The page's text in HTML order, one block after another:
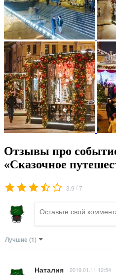
Отзывы про
«Сказочное
3.9 /7
Лучшие (1)
Наталия 2019.01.11 12:54